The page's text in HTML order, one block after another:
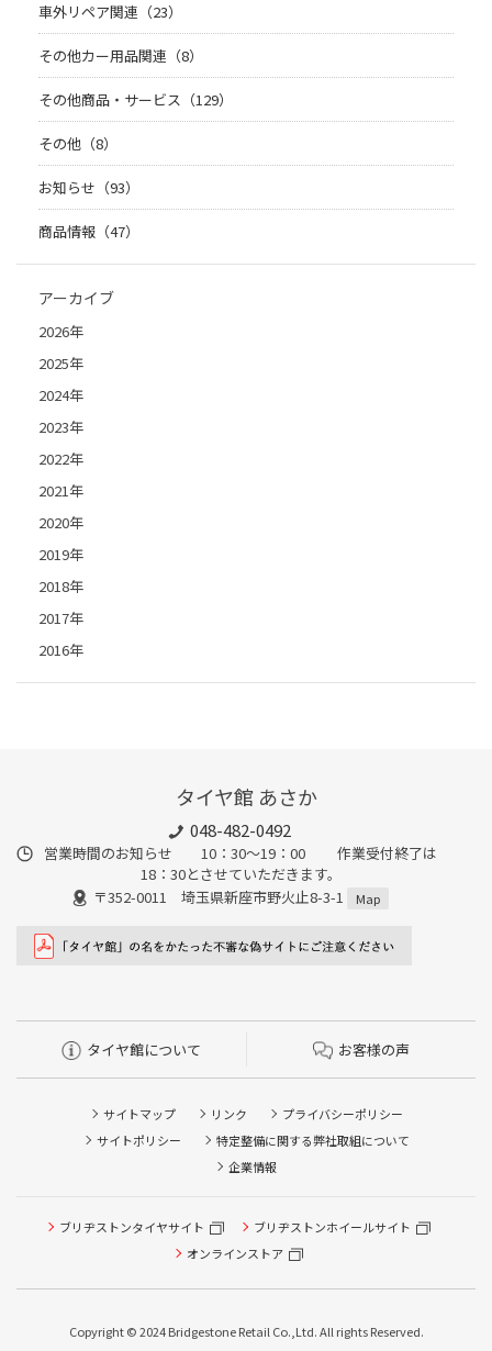
車外リペア関連（23）
その他カー用品関連（8）
その他商品・サービス（129）
その他（8）
お知らせ（93）
商品情報（47）
アーカイブ
2026年
2025年
2024年
2023年
2022年
2021年
2020年
2019年
2018年
2017年
2016年
タイヤ館 あさか
048-482-0492
営業時間のお知らせ 10：30～19：00 作業受付終了は
18：30とさせていただきます。
〒352-0011 埼玉県新座市野火止8-3-1
Map
タイヤ館について お客様の声
サイトマップ リンク
プライバシーポリシー
サイトポリシー
特定整備に関する弊社取組について
企業情報
ブリヂストンタイヤサイト
ブリヂストンホイールサイト
オンラインストア
Copyright © 2024 Bridgestone Retail Co.,Ltd. All rights Reserved.
タイヤ点検・安全点検/タイヤ履き替え/オイル交換/その他
ピット作業の予約
本日のタイヤ履き替え順番待ち予約 ※クローク契約会員の